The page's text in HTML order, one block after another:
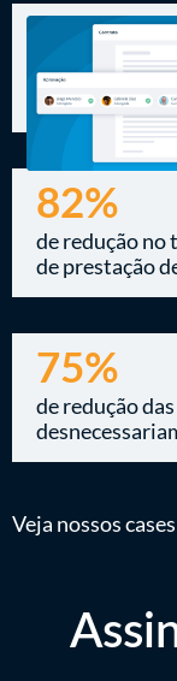
240%
de aumento
automatizada
82%
de redução no
de prestação
75%
de redução
Veja nossos cases